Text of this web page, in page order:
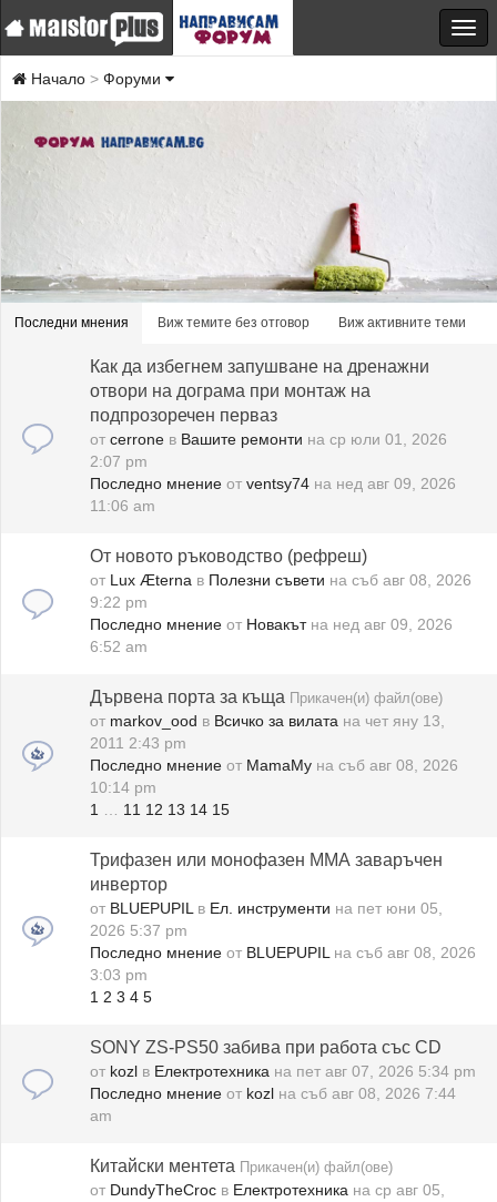
Начало Форуми
Последни мнения Виж темите без отговор Виж активните теми
Как да избегнем запушване на дренажни
отвори на дограма при монтаж на
подпрозоречен перваз
от cerrone в Вашите ремонти на ср юли 01, 2026
2:07 pm
Последно мнение от ventsy74 на нед авг 09, 2026
11:06 am
От новото ръководство (рефреш)
от Lux Æterna в Полезни съвети на съб авг 08, 2026
9:22 pm
Последно мнение от Новакътна нед авг 09, 2026
6:52 am
Дървена порта за къща Прикачен(и) файл(ове)
от markov_ood в Всичко за вилата на чет яну 13,
2011 2:43 pm
Последно мнение от MamaMy на съб авг 08, 2026
10:14 pm
1 … 11 12 13 14 15
Трифазен или монофазен ММА заваръчен
инвертор
от BLUEPUPILв Ел. инструменти на пет юни 05,
2026 5:37 pm
Последно мнение от BLUEPUPILна съб авг 08, 2026
3:03 pm
1 2 3 4 5
SONY ZS-PS50 забива при работа със CD
от kozl в Електротехника на пет авг 07, 2026 5:34 pm
Последно мнение от kozl на съб авг 08, 2026 7:44
am
Китайски ментета Прикачен(и) файл(ове)
от DundyTheCroc в Електротехника на ср авг 05,